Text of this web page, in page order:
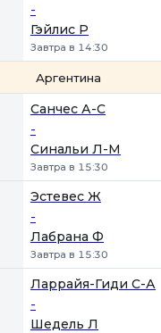
-
Гэйлис Р
Завтра в 14:30
Аргентина
Санчес А-С
-
Синальи Л-М
Завтра в 15:30
Эстевес Ж
-
Лабрана Ф
Завтра в 15:30
Ларрайя-Гиди С-А
-
Шедель Л